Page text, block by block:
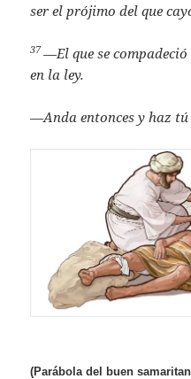
ser el prójimo del que
37—El que se
en la ley.
—Anda entonces y haz
(Parábola del buen